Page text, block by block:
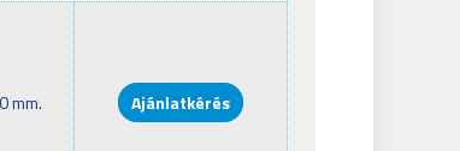
mm. Ajánlatkérés